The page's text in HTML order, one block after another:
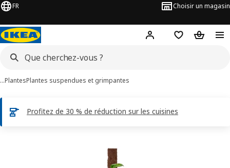
FR Choisir un magasin
Hej ! Connectez-vous
FavorisPanier
…PlantesPlantes suspendues et grimpantes
Profitez de 30 % de réduction sur les cuisines